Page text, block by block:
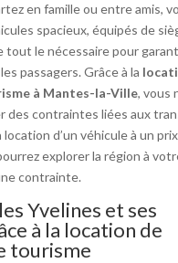
en famille ou entre amis,
spacieux, équipés de
tout le nécessaire pour
passagers. Grâce à la
à Mantes-la-Ville, vous
des contraintes liées aux
location d’un véhicule à un prix
explorer la région à
contrainte.
Yvelines et ses
à la location de
tourisme